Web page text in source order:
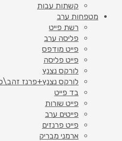
קשתות עבות
מטפחות ערב
רשת פייט
פליסה ערב
פייט מודפס
פייט פליסה
לורקס נצנץ
לורקס נצנץ+פרנז
בד פייט
פייט שורות
פייטים ערב
פייט פרנזים
ארמני מבריק